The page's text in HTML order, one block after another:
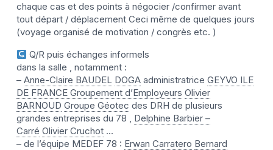
chaque cas et des points à négocier /confirmer avant
tout départ / déplacement Ceci même de quelques jours
(voyage organisé de motivation / congrès etc. )
Q/R puis échanges informels
dans la salle , notamment :
– Anne-Claire BAUDEL DOGA administratrice GEYVO ILE
DE FRANCE Groupement d’Employeurs Olivier
BARNOUD Groupe Géotec des DRH de plusieurs
grandes entreprises du 78 , Delphine Barbier –
Carré Olivier Cruchot …
– de l’équipe MEDEF 78 : Erwan Carratero Bernard